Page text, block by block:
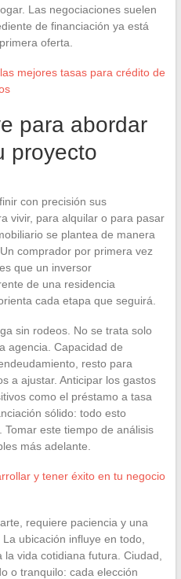
Las negociaciones suelen
de financiación ya está
oferta.
mejores tasas para crédito de
para abordar
proyecto
con precisión sus
vivir, para alquilar o para pasar
se plantea de manera
comprador por primera vez
que un inversor
de una residencia
cada etapa que seguirá.
sin rodeos. No se trata solo
agencia. Capacidad de
resto para
a ajustar. Anticipar los gastos
como el préstamo a tasa
sólido: todo esto
este tiempo de análisis
más adelante.
y tener éxito en tu negocio
requiere paciencia y una
ubicación influye en todo,
vida cotidiana futura. Ciudad,
o tranquilo: cada elección